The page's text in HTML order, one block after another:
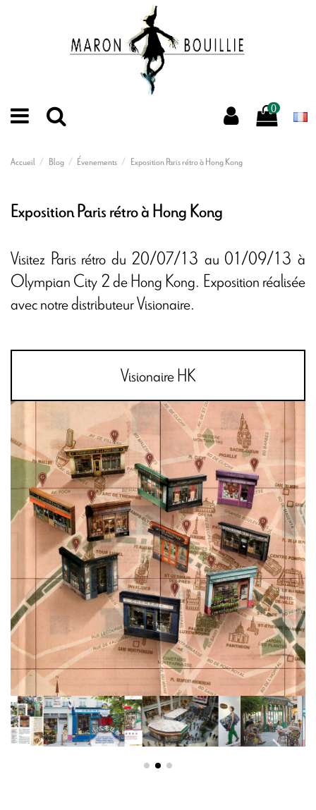
0
Accueil Blog Évenements Exposition Paris rétro à Hong Kong
Exposition Paris rétro à Hong Kong
Visitez Paris rétro du 20/07/13 au 01/09/13 à
Olympian City 2 de Hong Kong. Exposition réalisée
avec notre distributeur Visionaire.
Visionaire HK